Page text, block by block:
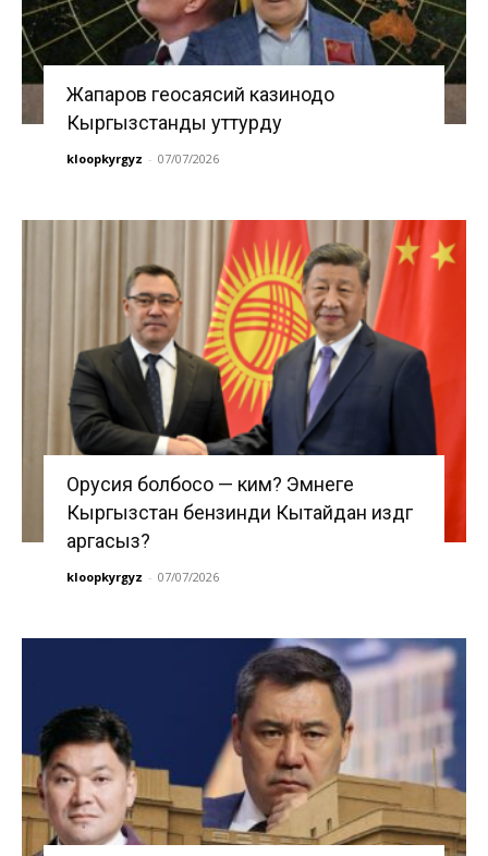
Жапаров геосаясий казинодо
Кыргызстанды уттурду
kloopkyrgyz - 07/07/2026
Орусия болбосо — ким? Эмнеге
Кыргызстан бензинди Кытайдан издөөгө
аргасыз?
kloopkyrgyz - 07/07/2026